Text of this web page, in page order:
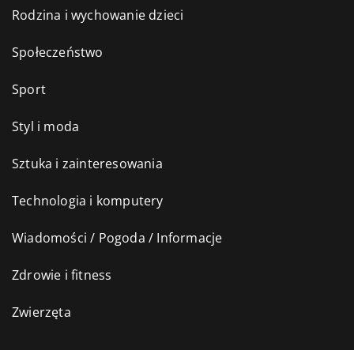
Rodzina i wychowanie dzieci
Społeczeństwo
Sport
Styl i moda
Sztuka i zainteresowania
Technologia i komputery
Wiadomości / Pogoda / Informacje
Zdrowie i fitness
Zwierzęta